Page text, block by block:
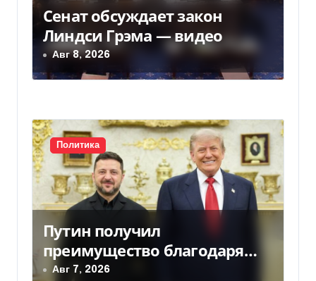
Сенат обсуждает закон
Линдси Грэма — видео
Авг 8, 2026
Политика
Путин получил
преимущество благодаря
действиям США
Авг 7, 2026